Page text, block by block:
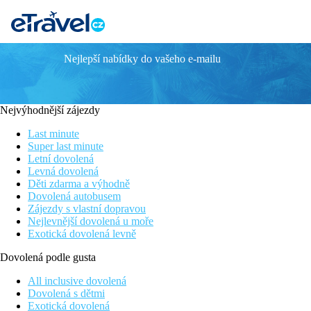
The Mini Resort
Luxusní hotel pro náročnou klientelu
Nově zrekonstruovaný hotel
V klidném letovisku Skala Prinos
Vhodný výchozí bod pro poznávání ostrova
Poloha
Cca 1,5 km od pláže, 40 km od letiště Kavala, nákupní
Vybavení
Vstupní hala s recepcí, restaurace, bazén, bar u bazénu.
Pokoje
Dvoulůžkový pokoj, Deluxe:
Pláž
Písečno-oblázková, úzká, lehátka a slunečníky za poplatek.
Nejlepší nabídky do vašeho e-mailu
Nejvýhodnější zájezdy
Last minute
Super last minute
Letní dovolená
Levná dovolená
Děti zdarma a výhodně
Dovolená autobusem
Zájezdy s vlastní dopravou
Nejlevnější dovolená u moře
Exotická dovolená levně
Dovolená podle gusta
All inclusive dovolená
Dovolená s dětmi
Exotická dovolená